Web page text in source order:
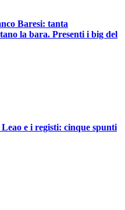
Baresi: tanta
la bara. Presenti i big del
e i registi: cinque spunti